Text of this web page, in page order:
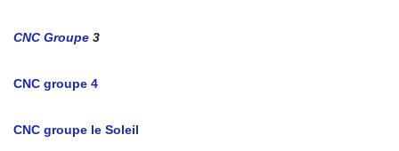
CNC Groupe 3
CNC groupe 4
CNC groupe le Soleil